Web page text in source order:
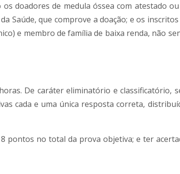
doadores de medula óssea com atestado
Saúde, que comprove a doação; e os
e membro de família de baixa renda, não
De caráter eliminatório e classificatório,
cada e uma única resposta correta,
pontos no total da prova objetiva; e ter